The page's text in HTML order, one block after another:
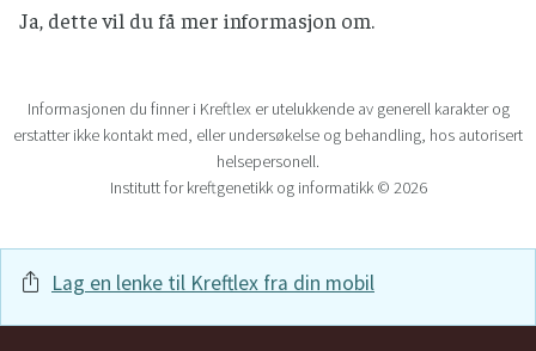
Ja, dette vil du få mer informasjon om.
Informasjonen du finner i Kreftlex er utelukkende av generell karakter og
erstatter ikke kontakt med, eller undersøkelse og behandling, hos autorisert
helsepersonell.
Institutt for kreftgenetikk og informatikk © 2026
Lag en lenke til Kreftlex fra din mobil